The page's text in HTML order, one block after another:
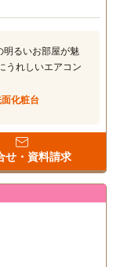
明るいお部屋が魅
うれしいエアコン
化粧台
せ・資料請求